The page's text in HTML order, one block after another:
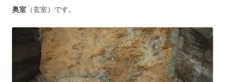
奥室 （玄室）です。